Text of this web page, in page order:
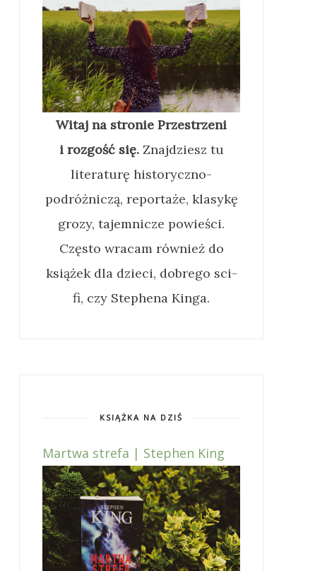
Witaj na stronie Przestrzeni
i rozgość się. Znajdziesz tu
literaturę historyczno-
podróżniczą, reportaże, klasykę
grozy, tajemnicze powieści.
Często wracam również do
książek dla dzieci, dobrego sci-
fi, czy Stephena Kinga.
KSIĄŻKA NA DZIŚ
Martwa strefa | Stephen King